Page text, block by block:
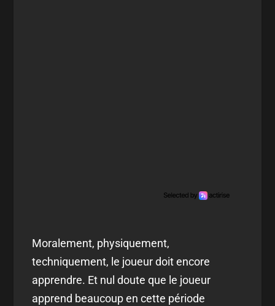
Moralement, physiquement,
techniquement, le joueur doit encore
apprendre. Et nul doute que le joueur
apprend beaucoup en cette période